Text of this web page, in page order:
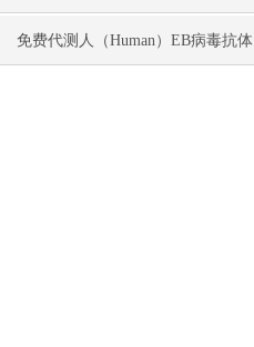
免费代测人（Human）EB病毒抗体